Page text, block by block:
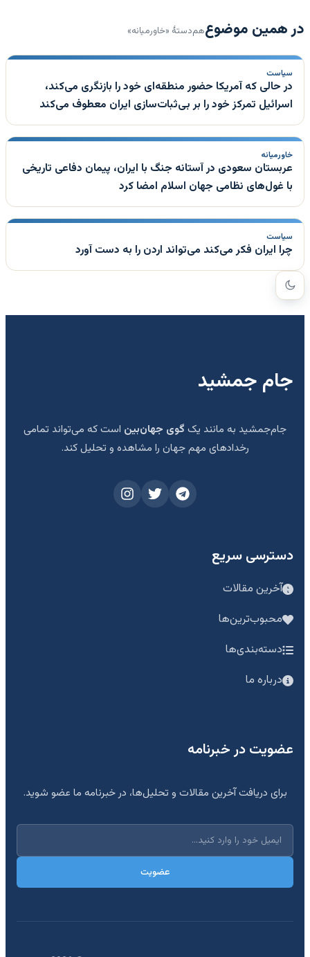
در همین موضوعهم‌دستهٔ «خاورمیانه»
سیاست
در حالی که آمریکا حضور منطقه‌ای خود را بازنگری می‌کند،
اسرائیل تمرکز خود را بر بی‌ثبات‌سازی ایران معطوف می‌کند
خاورمیانه
عربستان سعودی در آستانه جنگ با ایران، پیمان دفاعی تاریخی
با غول‌های نظامی جهان اسلام امضا کرد
سیاست
چرا ایران فکر می‌کند می‌تواند اردن را به دست آورد
جام جمشید
جام‌جمشید به مانند یک گوی جهان‌بین است که می‌تواند تمامی
رخدادهای مهم جهان را مشاهده و تحلیل کند.
دسترسی سریع
آخرین مقالات
محبوب‌ترین‌ها
دسته‌بندی‌ها
درباره ما
عضویت در خبرنامه
برای دریافت آخرین مقالات و تحلیل‌ها، در خبرنامه ما عضو شوید.
عضویت